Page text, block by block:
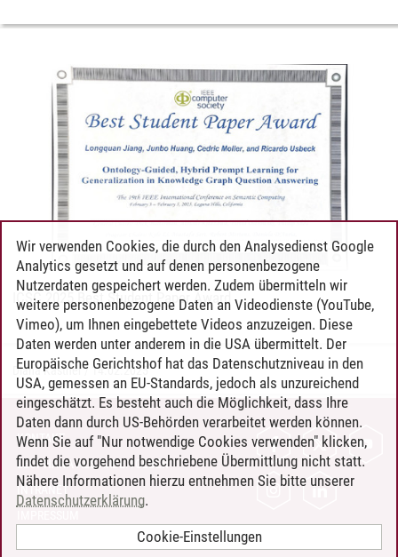
ICSC 2025 Best Student Paper Award
Diana Kästner/ 14.02.2025
KONTAKT
LEUPHANA ALS ARBEITGEBER
INTRANET
Wir verwenden Cookies, die durch den Analysedienst Google
Analytics gesetzt und auf denen personenbezogene
Nutzerdaten gespeichert werden. Zudem übermitteln wir
weitere personenbezogene Daten an Videodienste (YouTube,
Vimeo), um Ihnen eingebettete Videos anzuzeigen. Diese
Daten werden unter anderem in die USA übermittelt. Der
Europäische Gerichtshof hat das Datenschutzniveau in den
USA, gemessen an EU-Standards, jedoch als unzureichend
eingeschätzt. Es besteht auch die Möglichkeit, dass Ihre
Daten dann durch US-Behörden verarbeitet werden können.
Wenn Sie auf "Nur notwendige Cookies verwenden" klicken,
findet die vorgehend beschriebene Übermittlung nicht statt.
Nähere Informationen hierzu entnehmen Sie bitte unserer
Datenschutzerklärung.
Cookie-Einstellungen